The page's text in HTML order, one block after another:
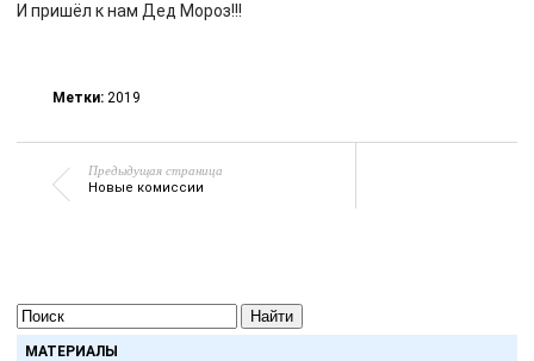
И пришёл к нам Дед Мороз!!!
Метки: 2019
Предыдущая страница
Новые комиссии
Найти
МАТЕРИАЛЫ